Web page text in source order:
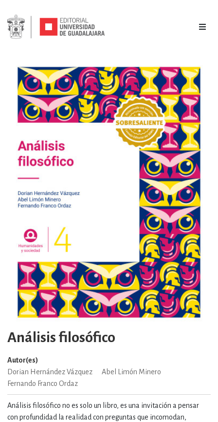
Análisis filosófico
Autor(es)
Dorian Hernández Vázquez
Abel Limón Minero
Fernando Franco Ordaz
Análisis filosófico no es solo un libro, es una invitación a pensar
con profundidad la realidad con preguntas que incomodan,